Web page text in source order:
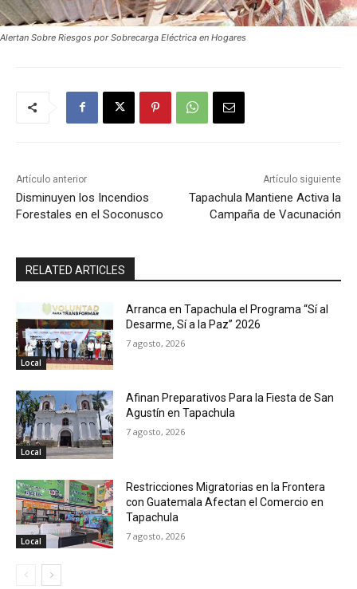
Alertan Sobre Riesgos por Sobrecarga Eléctrica en Hogares
Artículo anterior
Disminuyen los Incendios
Forestales en el Soconusco
Artículo siguiente
Tapachula Mantiene Activa la
Campaña de Vacunación
RELATED ARTICLES
Local
Arranca en Tapachula el Programa “Sí al
Desarme, Sí a la Paz” 2026
7 agosto, 2026
Local
Afinan Preparativos Para la Fiesta de San
Agustín en Tapachula
7 agosto, 2026
Local
Restricciones Migratorias en la Frontera
con Guatemala Afectan el Comercio en
Tapachula
7 agosto, 2026